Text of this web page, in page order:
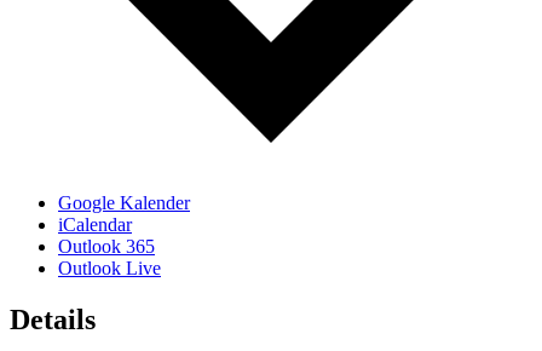
Google Kalender
iCalendar
Outlook 365
Outlook Live
Details